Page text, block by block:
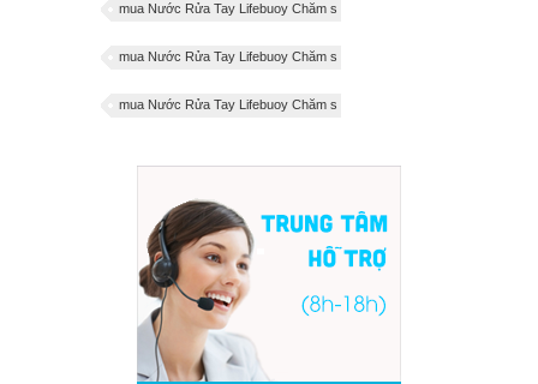
mua Nước Rửa Tay Lifebuoy Chăm s
mua Nước Rửa Tay Lifebuoy Chăm s
mua Nước Rửa Tay Lifebuoy Chăm s